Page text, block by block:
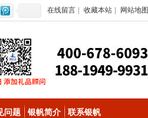
在线留言 收藏本站 网站地图
问题 银帆简介 联系银帆